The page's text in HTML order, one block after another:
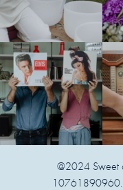
@2024 Sweet
10761890960.